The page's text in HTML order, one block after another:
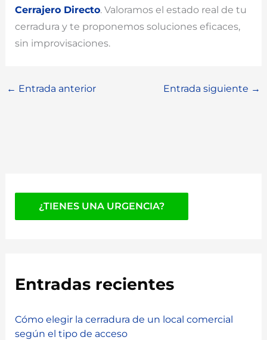
Cerrajero Directo. Valoramos el estado real de tu
cerradura y te proponemos soluciones eficaces,
sin improvisaciones.
← Entrada anterior Entrada siguiente →
¿TIENES UNA URGENCIA?
Entradas recientes
Cómo elegir la cerradura de un local comercial
según el tipo de acceso